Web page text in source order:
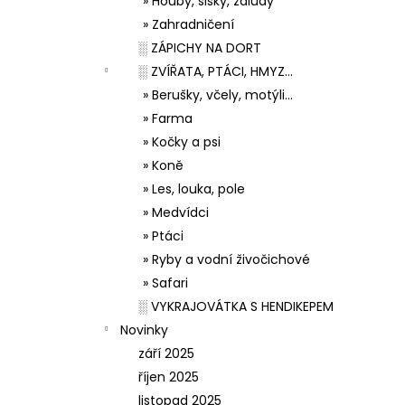
» Zahradničení
░ ZÁPICHY NA DORT
░ ZVÍŘATA, PTÁCI, HMYZ...
» Berušky, včely, motýli...
» Farma
» Kočky a psi
» Koně
» Les, louka, pole
» Medvídci
» Ptáci
» Ryby a vodní živočichové
» Safari
░ VYKRAJOVÁTKA S HENDIKEPEM
Novinky
září 2025
říjen 2025
listopad 2025